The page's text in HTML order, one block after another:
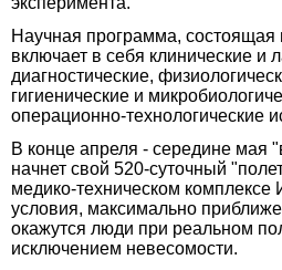
Научная программа, состоящая
включает в себя клинические и
диагностические,
гигиенические и
операционно-технологические
В конце апреля - середине мая
начнет свой 520-суточный
медико-техническом
условия, максимально
окажутся люди при реальном
исключением невесомости.